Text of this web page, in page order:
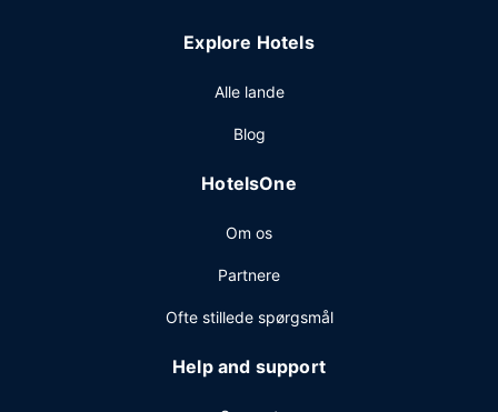
Explore Hotels
Alle lande
Blog
HotelsOne
Om os
Partnere
Ofte stillede spørgsmål
Help and support